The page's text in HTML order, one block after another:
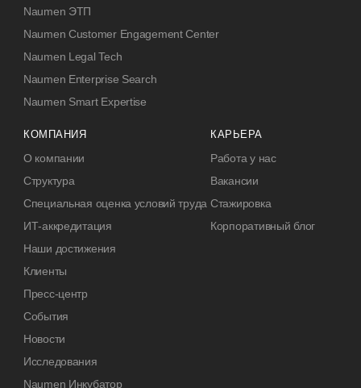
Naumen ЭТП
Naumen Customer Engagement Center
Naumen Legal Tech
Naumen Enterprise Search
Naumen Smart Expertise
КОМПАНИЯ
О компании
Структура
Специальная оценка условий труда
ИТ-аккредитация
Наши достижения
Клиенты
Пресс-центр
События
Новости
Исследования
Naumen Инкубатор
КАРЬЕРА
Работа у нас
Вакансии
Стажировка
Корпоративный блог